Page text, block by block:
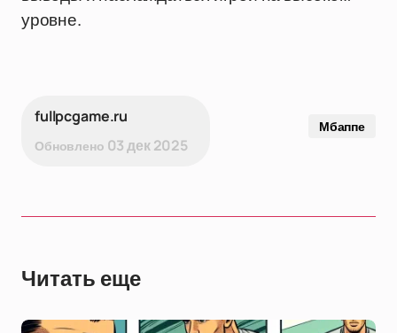
уровне.
fullpcgame.ru
Обновлено 03 дек 2025
Мбаппе
Читать еще